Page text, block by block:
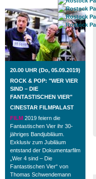
ROSTOCK TAGESTIPP
20.00 UHR (Do, 05.09.2019)
ROCK & POP: "WER VIER
SIND – DIE
FANTASTISCHEN VIER"
CINESTAR FILMPALAST
FILM 2019 feiern die
Fantastischen Vier ihr 30-
jähriges Bandjubiläum.
Exklusiv zum Jubiläum
entstand der Dokumentarfilm
„Wer 4 sind – Die
Fantastischen Vier“ von
Thomas Schwendemann